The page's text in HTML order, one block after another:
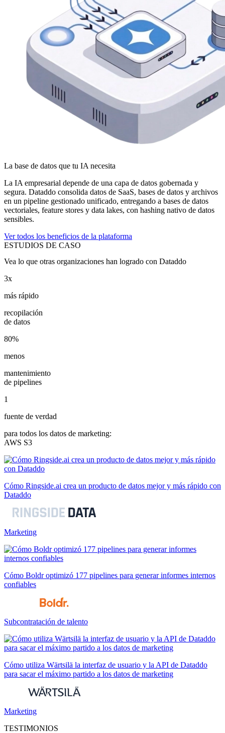
La base de datos que tu IA necesita
La IA empresarial depende de una capa de datos gobernada y
segura. Dataddo consolida datos de SaaS, bases de datos y archivos
en un pipeline gestionado unificado, entregando a bases de datos
vectoriales, feature stores y data lakes, con hashing nativo de datos
sensibles.
Ver todos los beneficios de la plataforma
ESTUDIOS DE CASO
Vea lo que otras organizaciones han logrado con Dataddo
3x
más rápido
recopilación
de datos
80%
menos
mantenimiento
de pipelines
1
fuente de verdad
para todos los datos de marketing:
AWS S3
Cómo Ringside.ai crea un producto de datos mejor y más rápido con
Dataddo
Marketing
Cómo Boldr optimizó 177 pipelines para generar informes internos
confiables
Subcontratación de talento
Cómo utiliza Wärtsilä la interfaz de usuario y la API de Dataddo
para sacar el máximo partido a los datos de marketing
Marketing
TESTIMONIOS